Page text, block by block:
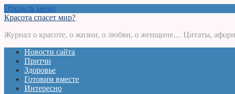
Открыть меню
Красота спасет мир?
Журнал о красоте, о жизни, о любви, о женщине… Цитаты,
Новости сайта
Притчи
Здоровье
Готовим вместе
Интересно